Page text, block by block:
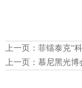
上一页： 菲镭泰克“
上一页： 慕尼黑光博